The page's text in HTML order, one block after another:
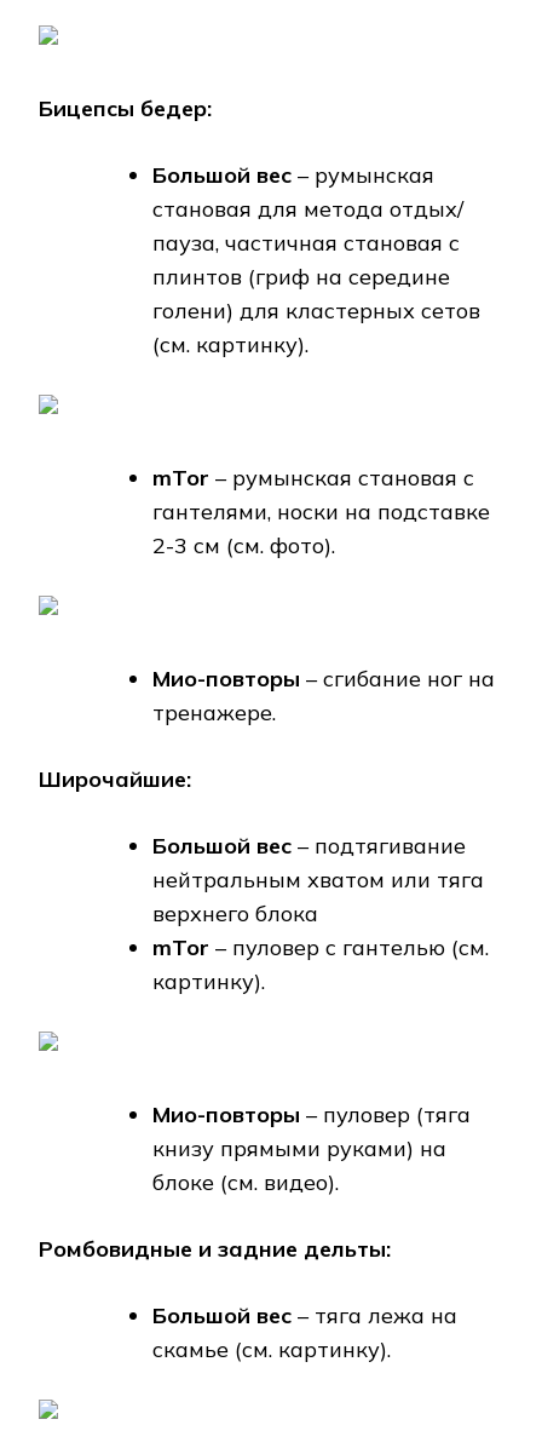
Бицепсы бедер:
Большой вес – румынская
становая для метода отдых/
пауза, частичная становая с
плинтов (гриф на середине
голени) для кластерных сетов
(см. картинку).
mTor – румынская становая с
гантелями, носки на подставке
2-3 см (см. фото).
Мио-повторы – сгибание ног на
тренажере.
Широчайшие:
Большой вес – подтягивание
нейтральным хватом или тяга
верхнего блока
mTor – пуловер с гантелью (см.
картинку).
Мио-повторы – пуловер (тяга
книзу прямыми руками) на
блоке (см. видео).
Ромбовидные и задние дельты:
Большой вес – тяга лежа на
скамье (см. картинку).